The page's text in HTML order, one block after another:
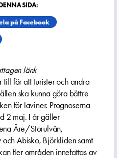
SIDA:
på Facebook
länk
till för att turister och andra
ska kunna göra bättre
för laviner. Prognoserna
2 maj. I år gäller
Åre/Storulvån,
Abisko, Björkliden samt
fler områden innefattas av